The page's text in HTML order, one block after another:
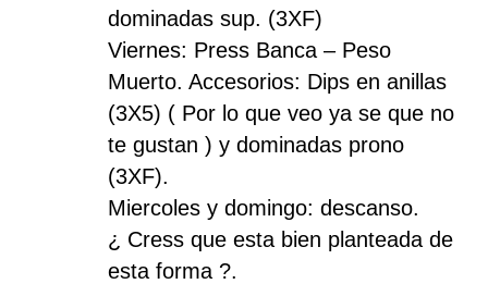
dominadas sup. (3XF)
Viernes: Press Banca – Peso
Muerto. Accesorios: Dips en anillas
(3X5) ( Por lo que veo ya se que no
te gustan ) y dominadas prono
(3XF).
Miercoles y domingo: descanso.
¿ Cress que esta bien planteada de
esta forma ?.